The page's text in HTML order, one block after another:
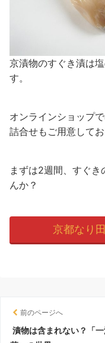
京漬物のすぐき漬は
す。
オンラインショップ
詰合せもご用意してお
まずは2週間、すぐ
んか？
京都なり
前のページへ
漬物は含まれない？「